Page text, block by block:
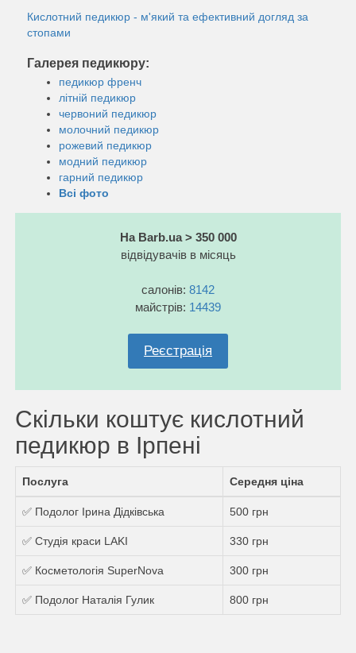
Кислотний педикюр - м'який та ефективний догляд за
стопами
Галерея педикюру:
педикюр френч
літній педикюр
червоний педикюр
молочний педикюр
рожевий педикюр
модний педикюр
гарний педикюр
Всі фото
На Barb.ua > 350 000
відвідувачів в місяць
салонів: 8142
майстрів: 14439
Реєстрація
Скільки коштує кислотний
педикюр в Ірпені
Послуга Середня ціна
✅ Подолог Ірина Дідківська 500 грн
✅ Студія краси LAKI 330 грн
✅ Косметологія SuperNova 300 грн
✅ Подолог Наталія Гулик 800 грн